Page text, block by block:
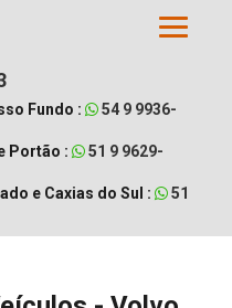
Fundo :
54 9 9936-
Portão :
51 9 9629-
e Caxias do Sul :
51